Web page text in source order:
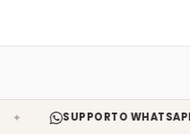
SUPPORTO WHATSAPP